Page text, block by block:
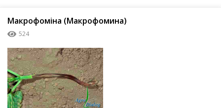
Макрофоміна (Макрофомина)
524